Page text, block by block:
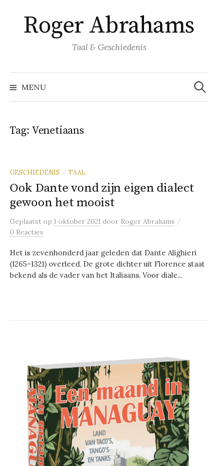
inhoud
springen
Roger Abrahams
Taal & Geschiedenis
MENU
Zoeken
naar:
Tag: Venetiaans
GESCHIEDENIS / TAAL
Ook Dante vond zijn eigen dialect
gewoon het mooist
Geplaatst op 1 oktober 2021 door Roger Abrahams /
0 Reacties
Het is zevenhonderd jaar geleden dat Dante Alighieri
(1265–1321) overleed. De grote dichter uit Florence staat
bekend als de vader van het Italiaans. Voor diale...